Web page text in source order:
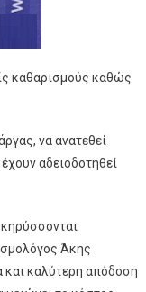
καθαρισμούς καθώς
να ανατεθεί
αδειοδοτηθεί
Άκης
καλύτερη απόδοση